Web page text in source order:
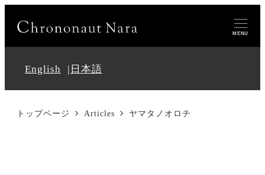
MENU
English 日本語
トップページ Articles ヤマタノオロチ